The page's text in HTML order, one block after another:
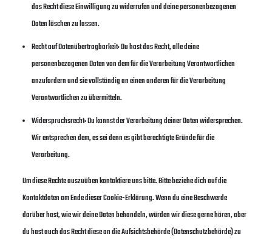
das Recht diese Einwilligung zu widerrufen und deine personenbezogenen
Daten löschen zu lassen.
Recht auf Datenübertragbarkeit: Du hast das Recht, alle deine
personenbezogenen Daten von dem für die Verarbeitung Verantwortlichen
anzufordern und sie vollständig an einen anderen für die Verarbeitung
Verantwortlichen zu übermitteln.
Widerspruchsrecht: Du kannst der Verarbeitung deiner Daten widersprechen.
Wir entsprechen dem, es sei denn es gibt berechtigte Gründe für die
Verarbeitung.
Um diese Rechte auszuüben kontaktiere uns bitte. Bitte beziehe dich auf die
Kontaktdaten am Ende dieser Cookie-Erklärung. Wenn du eine Beschwerde
darüber hast, wie wir deine Daten behandeln, würden wir diese gerne hören, aber
du hast auch das Recht diese an die Aufsichtsbehörde (Datenschutzbehörde) zu